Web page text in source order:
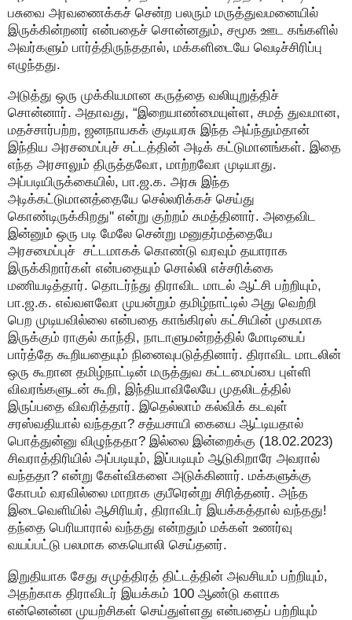
பசுவை அரவணைக்கச் சென்ற பலரும் மருத்துவமனையில்
இருக்கின்றனர் என்பதைச் சொன்னதும், சமூக ஊட கங்களில்
அவர்களும் பார்த்திருந்ததால், மக்களிடையே வெடிச்சிரிப்பு
எழுந்தது.
அடுத்து ஒரு முக்கியமான கருத்தை வலியுறுத்திச்
சொன்னார். அதாவது, “இறையாண்மையுள்ள, சமத் துவமான,
மதச்சார்பற்ற, ஜனநாயகக் குடியரசு இந்த அய்ந்தும்தான்
இந்திய அரசமைப்புச் சட்டத்தின் அடிக் கட்டுமானங்கள். இதை
எந்த அரசாலும் திருத்தவோ, மாற்றவோ முடியாது.
அப்படியிருக்கையில், பா.ஜ.க. அரசு இந்த
அடிக்கட்டுமானத்தையே செல்லரிக்கச் செய்து
கொண்டிருக்கிறது'' என்று குற்றம் சுமத்தினார். அதைவிட
இன்னும் ஒரு படி மேலே சென்று மனுதர்மத்தையே
அரசமைப்புச் சட்டமாகக் கொண்டு வரவும் தயாராக
இருக்கிறார்கள் என்பதையும் சொல்லி எச்சரிக்கை
மணியடித்தார். தொடர்ந்து திராவிட மாடல் ஆட்சி பற்றியும்,
பா.ஜ.க. எவ்வளவோ முயன்றும் தமிழ்நாட்டில் அது வெற்றி
பெற முடியவில்லை என்பதை காங்கிரஸ் கட்சியின் முகமாக
இருக்கும் ராகுல் காந்தி, நாடாளுமன்றத்தில் மோடியைப்
பார்த்தே கூறியதையும் நினைவுபடுத்தினார். திராவிட மாடலின்
ஒரு கூறான தமிழ்நாட்டின் மருத்துவ கட்டமைப்பை புள்ளி
விவரங்களுடன் கூறி, இந்தியாவிலேயே முதலிடத்தில்
இருப்பதை விவரித்தார். இதெல்லாம் கல்விக் கடவுள்
சரஸ்வதியால் வந்ததா? சத்யசாயி கையை ஆட்டியதால்
பொத்துன்னு விழுந்ததா? இல்லை இன்றைக்கு (18.02.2023)
சிவராத்திரியில் அப்படியும், இப்படியும் ஆடுகிறாரே அவரால்
வந்ததா? என்று கேள்விகளை அடுக்கினார். மக்களுக்கு
கோபம் வரவில்லை மாறாக குபீரென்று சிரித்தனர். அந்த
இடைவெளியில் ஆசிரியர், திராவிடர் இயக்கத்தால் வந்தது!
தந்தை பெரியாரால் வந்தது என்றதும் மக்கள் உணர்வு
வயப்பட்டு பலமாக கையொலி செய்தனர்.
இறுதியாக சேது சமுத்திரத் திட்டத்தின் அவசியம் பற்றியும்,
அதற்காக திராவிடர் இயக்கம் 100 ஆண்டு களாக
என்னென்ன முயற்சிகள் செய்துள்ளது என்பதைப் பற்றியும்